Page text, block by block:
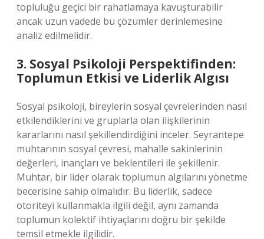
topluluğu geçici bir rahatlamaya kavuşturabilir
ancak uzun vadede bu çözümler derinlemesine
analiz edilmelidir.
3. Sosyal Psikoloji Perspektifinden:
Toplumun Etkisi ve Liderlik Algısı
Sosyal psikoloji, bireylerin sosyal çevrelerinden nasıl
etkilendiklerini ve gruplarla olan ilişkilerinin
kararlarını nasıl şekillendirdiğini inceler. Seyrantepe
muhtarının sosyal çevresi, mahalle sakinlerinin
değerleri, inançları ve beklentileri ile şekillenir.
Muhtar, bir lider olarak toplumun algılarını yönetme
becerisine sahip olmalıdır. Bu liderlik, sadece
otoriteyi kullanmakla ilgili değil, aynı zamanda
toplumun kolektif ihtiyaçlarını doğru bir şekilde
temsil etmekle ilgilidir.